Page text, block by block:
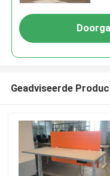
Geadviseerde